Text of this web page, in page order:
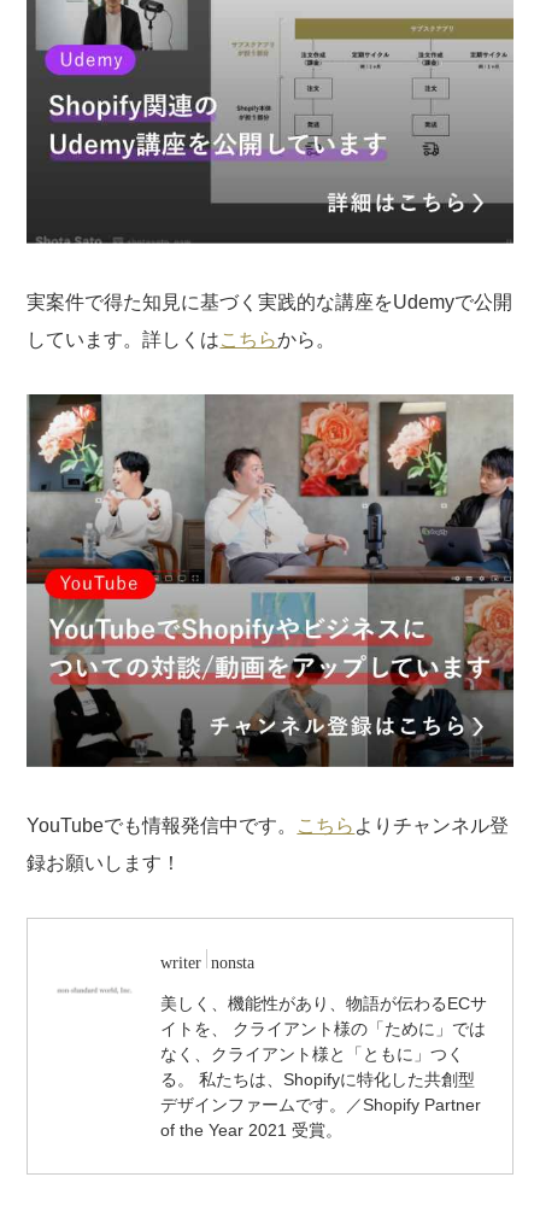
実案件で得た知見に基づく実践的な講座をUdemyで公開
しています。詳しくはこちらから。
YouTubeでも情報発信中です。 こちら よりチャンネル登
録お願いします！
writer nonsta
美しく、機能性があり、物語が伝わるECサ
イトを、 クライアント様の「ために」では
なく、クライアント様と「ともに」つく
る。 私たちは、Shopifyに特化した共創型
デザインファームです。／Shopify Partner
of the Year 2021 受賞。